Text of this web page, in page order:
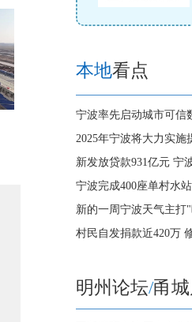
本地看点
宁波率先启动城市可信
2025年宁波将大力实施
新发放贷款931亿元 宁
宁波完成400座单村水
新的一周宁波天气主
村民自发捐款近420万
明州论坛/甬